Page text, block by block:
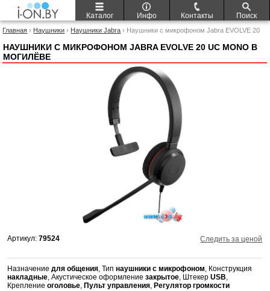
Каталог Инфо Контакты Поиск
Главная › Наушники › Наушники Jabra › Наушники с микрофоном Jabra EVOLVE 20
НАУШНИКИ С МИКРОФОНОМ JABRA EVOLVE 20 UC MONO В
МОГИЛЁВЕ
Артикул:79524 Следить за ценой
Назначениедля общения, Типнаушники с микрофоном, Конструкция
накладные, Акустическое оформлениезакрытое, ШтекерUSB,
Креплениеоголовье, Пульт управления, Регулятор громкости